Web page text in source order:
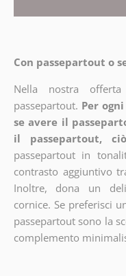
Con passepartout o
Nella nostra
passepartout. Per
se avere il
il passepartout,
passepartout in
contrasto aggiuntivo
Inoltre, dona un
cornice. Se preferisci
passepartout sono la
complemento